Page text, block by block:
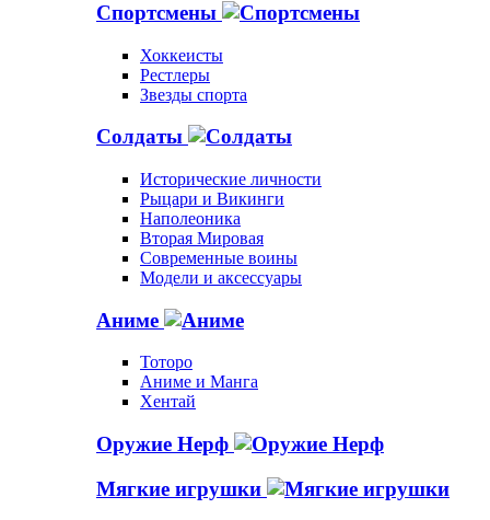
Спортсмены
Хоккеисты
Рестлеры
Звезды спорта
Солдаты
Исторические личности
Рыцари и Викинги
Наполеоника
Вторая Мировая
Современные воины
Модели и аксессуары
Аниме
Тоторо
Аниме и Манга
Хентай
Оружие Нерф
Мягкие игрушки